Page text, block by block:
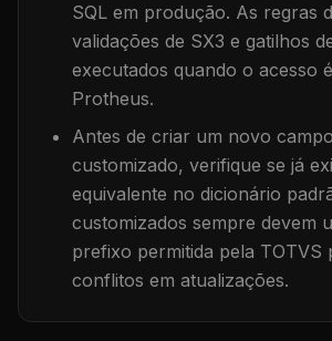
SQL em produção. As regras
validações de SX3 e gatilhos
executados quando o acesso
Protheus.
Antes de criar um novo campo
customizado, verifique se já
equivalente no dicionário
customizados sempre devem
prefixo permitida pela TOTVS
conflitos em atualizações.